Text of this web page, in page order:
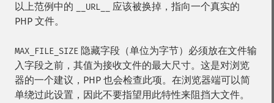
以上范例中的 __URL__
应该被换掉，指向一个真实的
PHP 文件。
MAX_FILE_SIZE 隐藏字段（单位为字节）必须放在文件输
入字段之前，其值为接收文件的最大尺寸。这是对浏览
器的一个建议，PHP 也会检查此项。在浏览器端可以简
单绕过此设置，因此不要指望用此特性来阻挡大文件。